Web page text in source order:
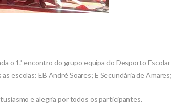
o 1.º encontro do grupo equipa do Desporto Escolar
escolas: EB André Soares; E Secundária de Amares;
e alegria por todos os participantes.